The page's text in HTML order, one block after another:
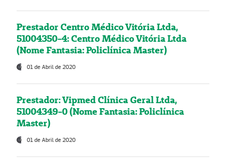
Prestador Centro Médico Vitória Ltda,
51004350-4: Centro Médico Vitória Ltda
(Nome Fantasia: Policlínica Master)
01 de Abril de 2020
Prestador: Vipmed Clínica Geral Ltda,
51004349-0 (Nome Fantasia: Policlínica
Master)
01 de Abril de 2020